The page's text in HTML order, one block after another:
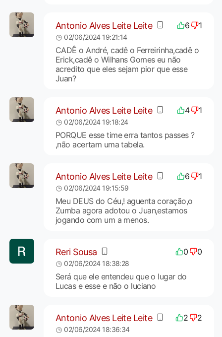
Antonio Alves Leite Leite 6 1
02/06/2024 19:21:14
CADÊ o André, cadê o Ferreirinha,cadê o
Erick,cadê o Wilhans Gomes eu não
acredito que eles sejam pior que esse
Juan?
Antonio Alves Leite Leite 4 1
02/06/2024 19:18:24
PORQUE esse time erra tantos passes ?
,não acertam uma tabela.
Antonio Alves Leite Leite 6 1
02/06/2024 19:15:59
Meu DEUS do Céu,! aguenta coração,o
Zumba agora adotou o Juan,estamos
jogando com um a menos.
Reri Sousa 0 0
02/06/2024 18:38:28
Será que ele entendeu que o lugar do
Lucas e esse e não o luciano
Antonio Alves Leite Leite 2 2
02/06/2024 18:36:34